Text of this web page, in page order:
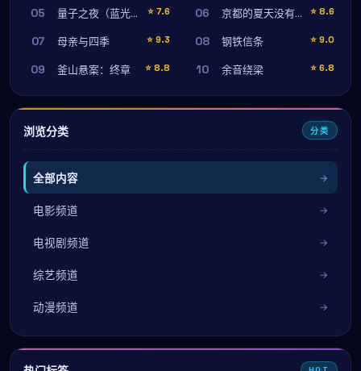
05 量子之夜（蓝光珍藏版） ⭐ 7.6 06 京都的夏天没有结束 ⭐ 8.6
07 母亲与四季 ⭐ 9.3 08 钢铁信条 ⭐ 9.0
09 釜山悬案：终章 ⭐ 8.8 10 余音绕梁 ⭐ 6.8
浏览分类 分类
全部内容
电影频道
电视剧频道
综艺频道
动漫频道